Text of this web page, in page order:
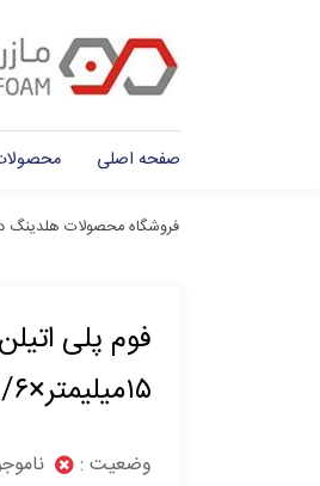
صفحه اصلی
فروشگاه محصولات هلدینگ
فوم پلی
۱۵میلیمتر×۱/۶متر×۲متر
وضعیت :